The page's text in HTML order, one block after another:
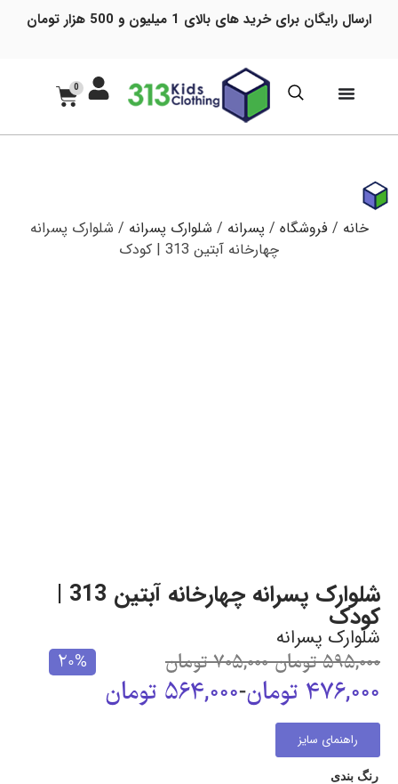
ارسال رایگان برای خرید های بالای 1 میلیون و 500 هزار تومان
0
خانه /فروشگاه / پسرانه / شلوارک پسرانه / شلوارک پسرانه
چهارخانه آبتین 313 | کودک
شلوارک پسرانه چهارخانه آبتین 313 |
کودک
شلوارک پسرانه
595,000 تومان-
705,000 تومان
476,000 تومان-
564,000 تومان
20%
راهنمای سایز
رنگ بندی